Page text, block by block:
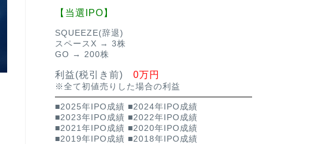
【当選IPO】
SQUEEZE(辞退)
スペースX → 3株
GO → 200株
利益(税引き前) 0万円
※全て初値売りした場合の利益
■2025年IPO成績 ■2024年IPO成績
■2023年IPO成績 ■2022年IPO成績
■2021年IPO成績 ■2020年IPO成績
■2019年IPO成績 ■2018年IPO成績